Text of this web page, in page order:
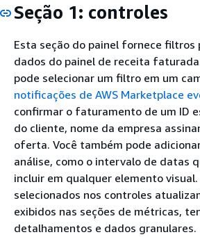
Seção 1: controles
Esta seção do painel fornece filtros
dados do painel de receita
pode selecionar um filtro em um
notificações de AWS Marketplace
confirmar o faturamento de um ID
do cliente, nome da empresa
oferta. Você também pode
análise, como o intervalo de datas
incluir em qualquer elemento
selecionados nos controles
exibidos nas seções de métricas,
detalhamentos e dados granulares.